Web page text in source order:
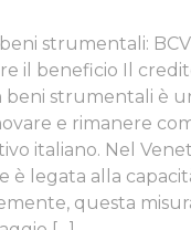
strumentali:
il beneficio Il
beni strumentali è
e rimanere
italiano. Nel
è legata alla
questa